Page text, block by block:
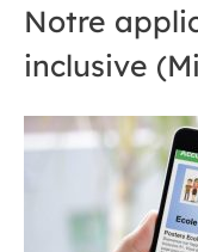
Notre
inclusive